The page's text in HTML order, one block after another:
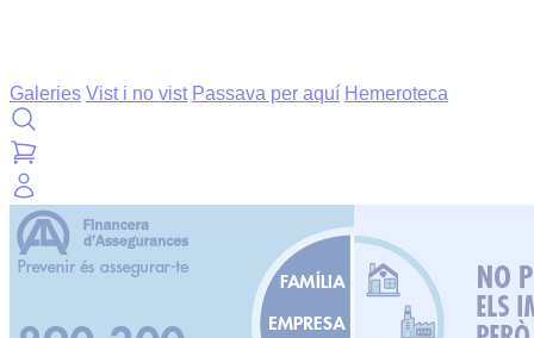
Galeries Vist i no vist Passava per aquí Hemeroteca